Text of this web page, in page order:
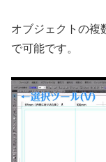
オブジェクトの複
で可能です。